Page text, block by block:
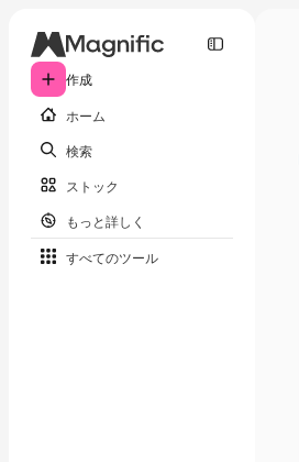
作成
ホーム
検索
ストック
もっと詳しく
すべてのツール